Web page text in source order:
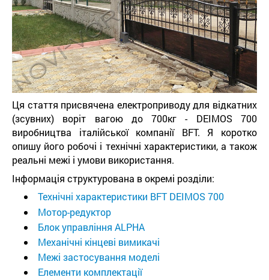
Ця стаття присвячена електроприводу для відкатних
(зсувних) воріт вагою до 700кг - DEIMOS 700
виробництва італійської компанії BFT. Я коротко
опишу його робочі і технічні характеристики, а також
реальні межі і умови використання.
Інформація структурована в окремі розділи:
Технічні характеристики BFT DEIMOS 700
Мотор-редуктор
Блок управління ALPHA
Механічні кінцеві вимикачі
Межі застосування моделі
Елементи комплектації